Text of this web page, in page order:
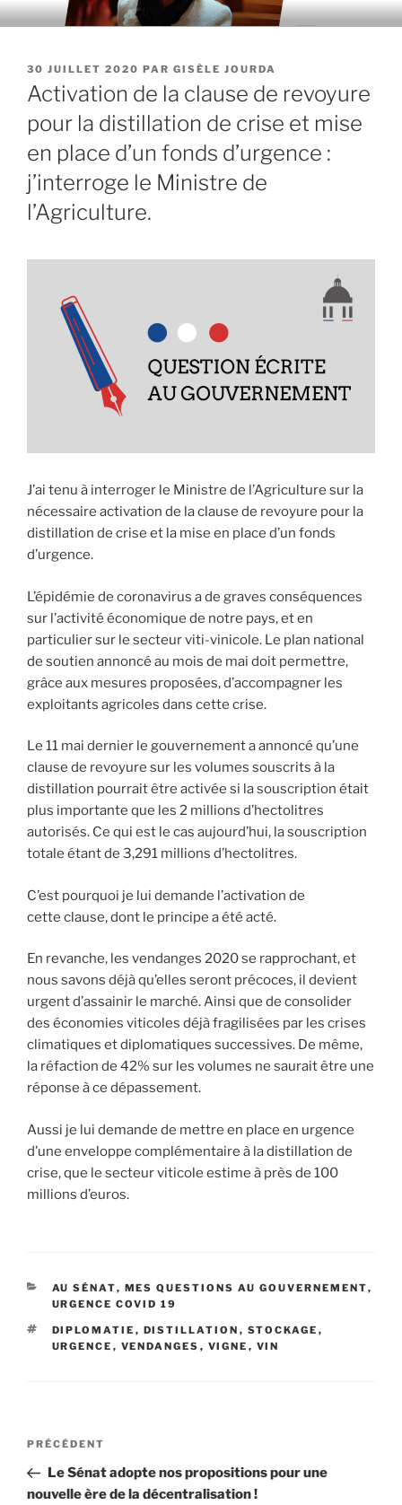
Aller
au
principal
PUBLIÉ
LE
30 JUILLET 2020 PAR GISÈLE JOURDA
Activation de la clause de revoyure
pour la distillation de crise et mise
en place d’un fonds d’urgence :
j’interroge le Ministre de
l’Agriculture.
J’ai tenu à interroger le Ministre de l’Agriculture sur la
nécessaire activation de la clause de revoyure pour la
distillation de crise et la mise en place d’un fonds
d’urgence.
L’épidémie de coronavirus a de graves conséquences
sur l’activité économique de notre pays, et en
particulier sur le secteur viti-vinicole. Le plan national
de soutien annoncé au mois de mai doit permettre,
grâce aux mesures proposées, d’accompagner les
exploitants agricoles dans cette crise.
Le 11 mai dernier le gouvernement a annoncé qu’une
clause de revoyure sur les volumes souscrits à la
distillation pourrait être activée si la souscription était
plus importante que les 2 millions d’hectolitres
autorisés. Ce qui est le cas aujourd’hui, la souscription
totale étant de 3,291 millions d’hectolitres.
C’est pourquoi je lui demande l’activation de
cette clause, dont le principe a été acté.
En revanche, les vendanges 2020 se rapprochant, et
nous savons déjà qu’elles seront précoces, il devient
urgent d’assainir le marché. Ainsi que de consolider
des économies viticoles déjà fragilisées par les crises
climatiques et diplomatiques successives. De même,
la réfaction de 42% sur les volumes ne saurait être une
réponse à ce dépassement.
Aussi je lui demande de mettre en place en urgence
d’une enveloppe complémentaire à la distillation de
crise, que le secteur viticole estime à près de 100
millions d’euros.
CATÉGORIES
AU SÉNAT, MES QUESTIONS AU GOUVERNEMENT,
URGENCE COVID 19
ÉTIQUETTES
DIPLOMATIE , DISTILLATION , STOCKAGE ,
URGENCE , VENDANGES , VIGNE , VIN
Navigation
l’article
Article
précédent
PRÉCÉDENT
Le Sénat adopte nos propositions pour une
nouvelle ère de la décentralisation !